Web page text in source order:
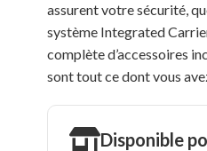
assurent votre sécurité,
système Integrated
complète d’accessoires
sont tout ce dont vous
Disponible